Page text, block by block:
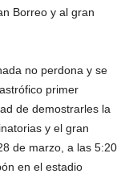
Borreo y al gran
no perdona y se
primer
de demostrarles la
y el gran
de marzo, a las 5:20
en el estadio